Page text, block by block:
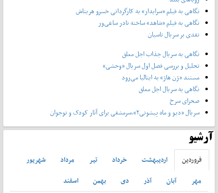
نگاهی به فیلم «سرایدار» به کارگردانی خسرو هریتاش
نگاهی به فیلم «شاهد» ساخته نادر ساعی‌ور
نقدی بر سریال تاسیان
نگاهی به سریال جذاب اجل معلق
تحلیل و بررسی فصل اول سریال «وحشی»
مستند «ژن هاژ» به ایتالیا می‌رود
نگاهی به سریال اجل معلق
صحرای سرخ
سریال «دیو و ماه پیشونی۲»،سرمشقی برای آثار کودک و نوجوان
آرشیو
فروردين ارديبهشت خرداد تير مرداد
شهريور
مهر
آبان آذر دی بهمن
اسفند